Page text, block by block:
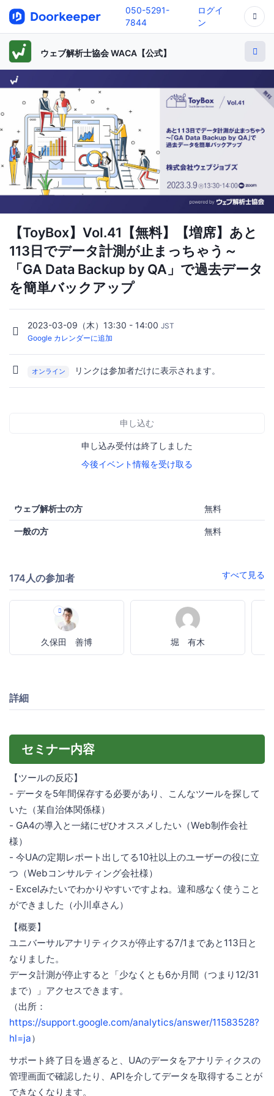
050-5291-
7844
ログイ
ン
ウェブ解析士協会 WACA【公式】
【ToyBox】Vol.41【無料】【増席】あと
113日でデータ計測が止まっちゃう～
「GA Data Backup by QA」で過去データ
を簡単バックアップ
2023-03-09（木）13:30 - 14:00 JST
Google カレンダーに追加
オンライン リンクは参加者だけに表示されます。
申し込む
申し込み受付は終了しました
今後イベント情報を受け取る
ウェブ解析士の方 無料
一般の方 無料
174人の参加者 すべて見る
久保田 善博 堀 有木
詳細
セミナー内容
【ツールの反応】
- データを5年間保存する必要があり、こんなツールを探して
いた（某自治体関係様）
- GA4の導入と一緒にぜひオススメしたい（Web制作会社
様）
- 今UAの定期レポート出してる10社以上のユーザーの役に立
つ（Webコンサルティング会社様）
- Excelみたいでわかりやすいですよね。違和感なく使うこと
ができました（小川卓さん）
【概要】
ユニバーサルアナリティクスが停止する7/1まであと113日と
なりました。
データ計測が停止すると「少なくとも6か月間（つまり12/31
まで）」アクセスできます。
（出所：
https://support.google.com/analytics/answer/11583528?
hl=ja）
サポート終了日を過ぎると、UAのデータをアナリティクスの
管理画面で確認したり、APIを介してデータを取得することが
できなくなります。